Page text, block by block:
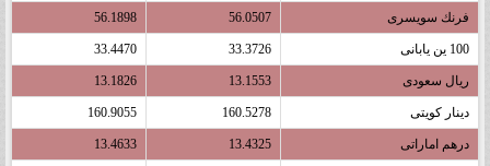
فرنك سويسرى 56.0507
56.1898
100 ين يابانى 33.3726
33.4470
ريال سعودى 13.1553
13.1826
دينار كويتى 160.5278
160.9055
درهم اماراتى 13.4325
13.4633